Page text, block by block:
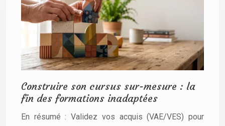
Construire son cursus sur-mesure : la
fin des formations inadaptées
En résumé : Validez vos acquis (VAE/VES) pour